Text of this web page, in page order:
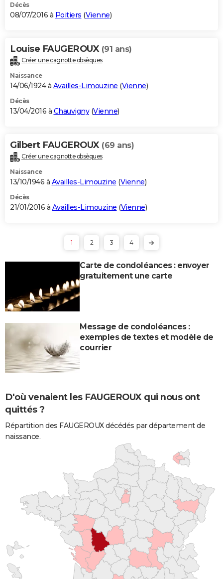
Décès
08/07/2016 à Poitiers (Vienne)
Louise FAUGEROUX (91 ans)
Créer une cagnotte obsèques
Naissance
14/06/1924 à Availles-Limouzine (Vienne)
Décès
13/04/2016 à Chauvigny(Vienne)
Gilbert FAUGEROUX (69 ans)
Créer une cagnotte obsèques
Naissance
13/10/1946 à Availles-Limouzine (Vienne)
Décès
21/01/2016 à Availles-Limouzine (Vienne)
1 2 3 4
Carte de condoléances : envoyer
gratuitement une carte
Message de condoléances :
exemples de textes et modèle de
courrier
D'où venaient les FAUGEROUX qui nous ont
quittés ?
Répartition des FAUGEROUX décédés par département de
naissance.